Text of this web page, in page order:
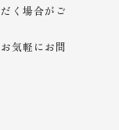
く場合がご
気軽にお問